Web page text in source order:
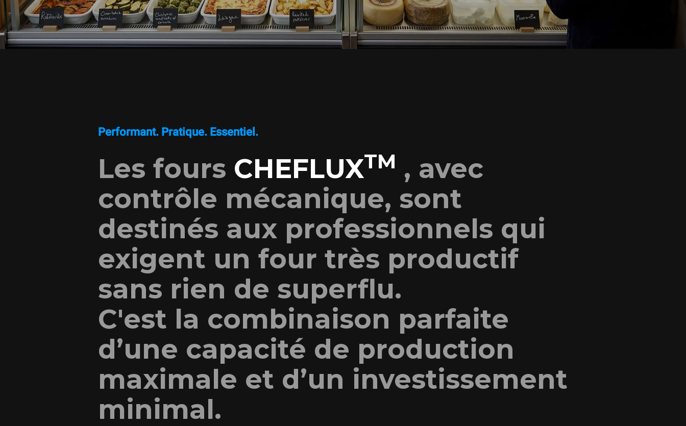
Performant. Pratique. Essentiel.
Les fours CHEFLUXTM , avec
contrôle mécanique, sont
destinés aux professionnels qui
exigent un four très productif
sans rien de superflu.
C'est la combinaison parfaite
d’une capacité de production
maximale et d’un investissement
minimal.